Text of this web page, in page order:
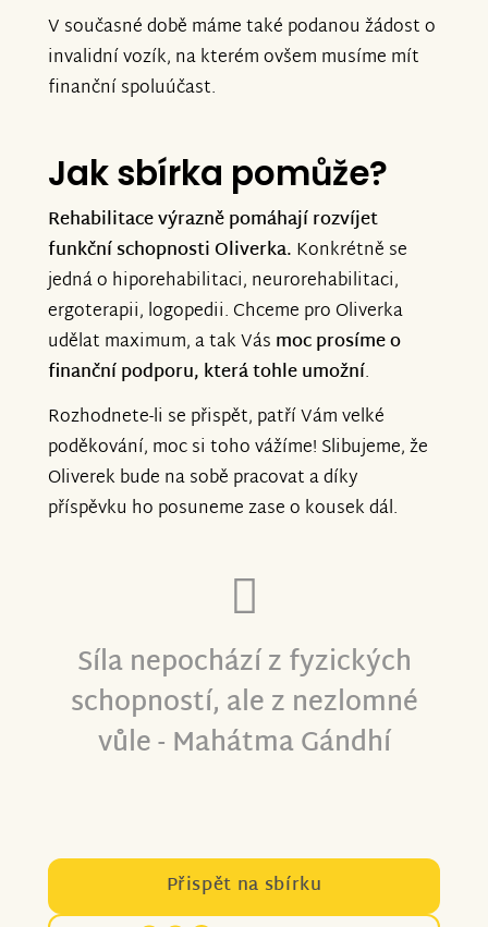
V současné době máme také podanou žádost o
invalidní vozík, na kterém ovšem musíme mít
finanční spoluúčast.
Jak sbírka pomůže?
Rehabilitace výrazně pomáhají rozvíjet
funkční schopnosti Oliverka. Konkrétně se
jedná o hiporehabilitaci, neurorehabilitaci,
ergoterapii, logopedii. Chceme pro Oliverka
udělat maximum, a tak Vás moc prosíme o
finanční podporu, která tohle umožní.
Rozhodnete-li se přispět, patří Vám velké
poděkování, moc si toho vážíme! Slibujeme, že
Oliverek bude na sobě pracovat a díky
příspěvku ho posuneme zase o kousek dál.
Síla nepochází z fyzických
schopností, ale z nezlomné
vůle - Mahátma Gándhí
Přispět na sbírku